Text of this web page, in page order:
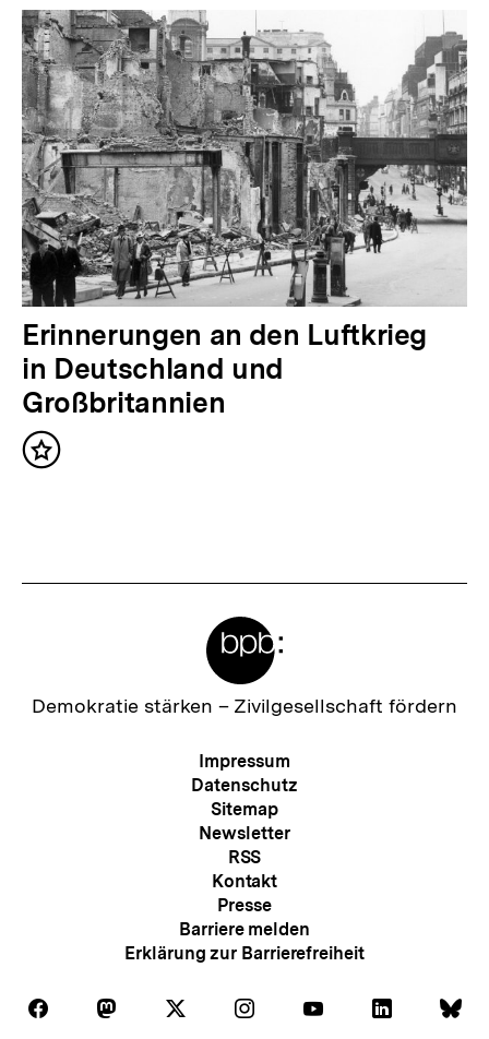
r
i
g
e
r
I
n
h
a
l
t
:
N
ä
c
h
s
a
Erinnerungen an den Luftkrieg
in Deutschland und
Großbritannien
Inhalt
Zur
Demokratie stärken – Zivilgesellschaft fördern
Meta-
Navigation
Impressum
Datenschutz
Sitemap
Newsletter
RSS
Kontakt
Presse
Barriere melden
Erklärung zur Barrierefreiheit
Folgen
Auf
Folgen Folgen Folgen
Auf
Folgen Folgen